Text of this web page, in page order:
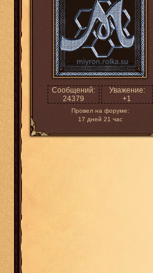
Сообщений:
24379
Уважение:
+1
Провел на форуме:
17 дней 21 час